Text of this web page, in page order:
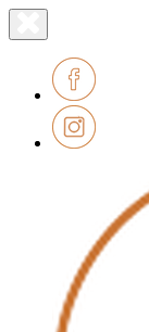
le
Lien
page
accueil